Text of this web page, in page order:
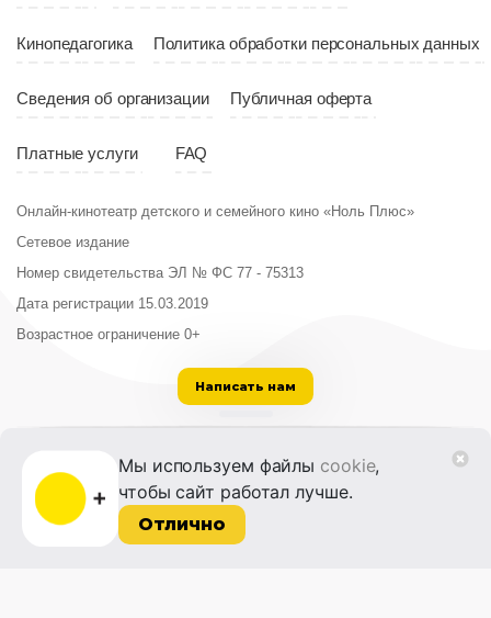
Мы используем файлы cookie,
чтобы сайт работал лучше.
Отлично
Кинопедагогика Политика обработки персональных данных
Сведения об организации Публичная оферта
Платные услуги FAQ
Онлайн-кинотеатр детского и семейного кино «Ноль Плюс»
Сетевое издание
Номер свидетельства ЭЛ № ФС 77 - 75313
Дата регистрации 15.03.2019
Возрастное ограничение 0+
Написать нам
ООО «Институт развития кино и медиа»
Лицензия на образовательную деятельность
№ Л035-01215-72/00614094 от 30 августа
2022 г.
© 2014-2026 Фонд «Жизнь и Дело»